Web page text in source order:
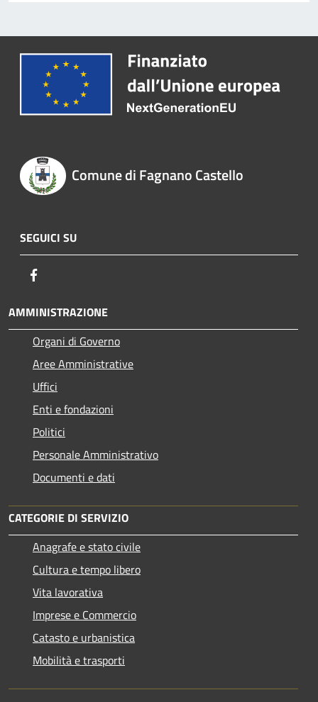
Comune di Fagnano Castello
SEGUICI SU
AMMINISTRAZIONE
Organi di Governo
Aree Amministrative
Uffici
Enti e fondazioni
Politici
Personale Amministrativo
Documenti e dati
CATEGORIE DI SERVIZIO
Anagrafe e stato civile
Cultura e tempo libero
Vita lavorativa
Imprese e Commercio
Catasto e urbanistica
Mobilità e trasporti